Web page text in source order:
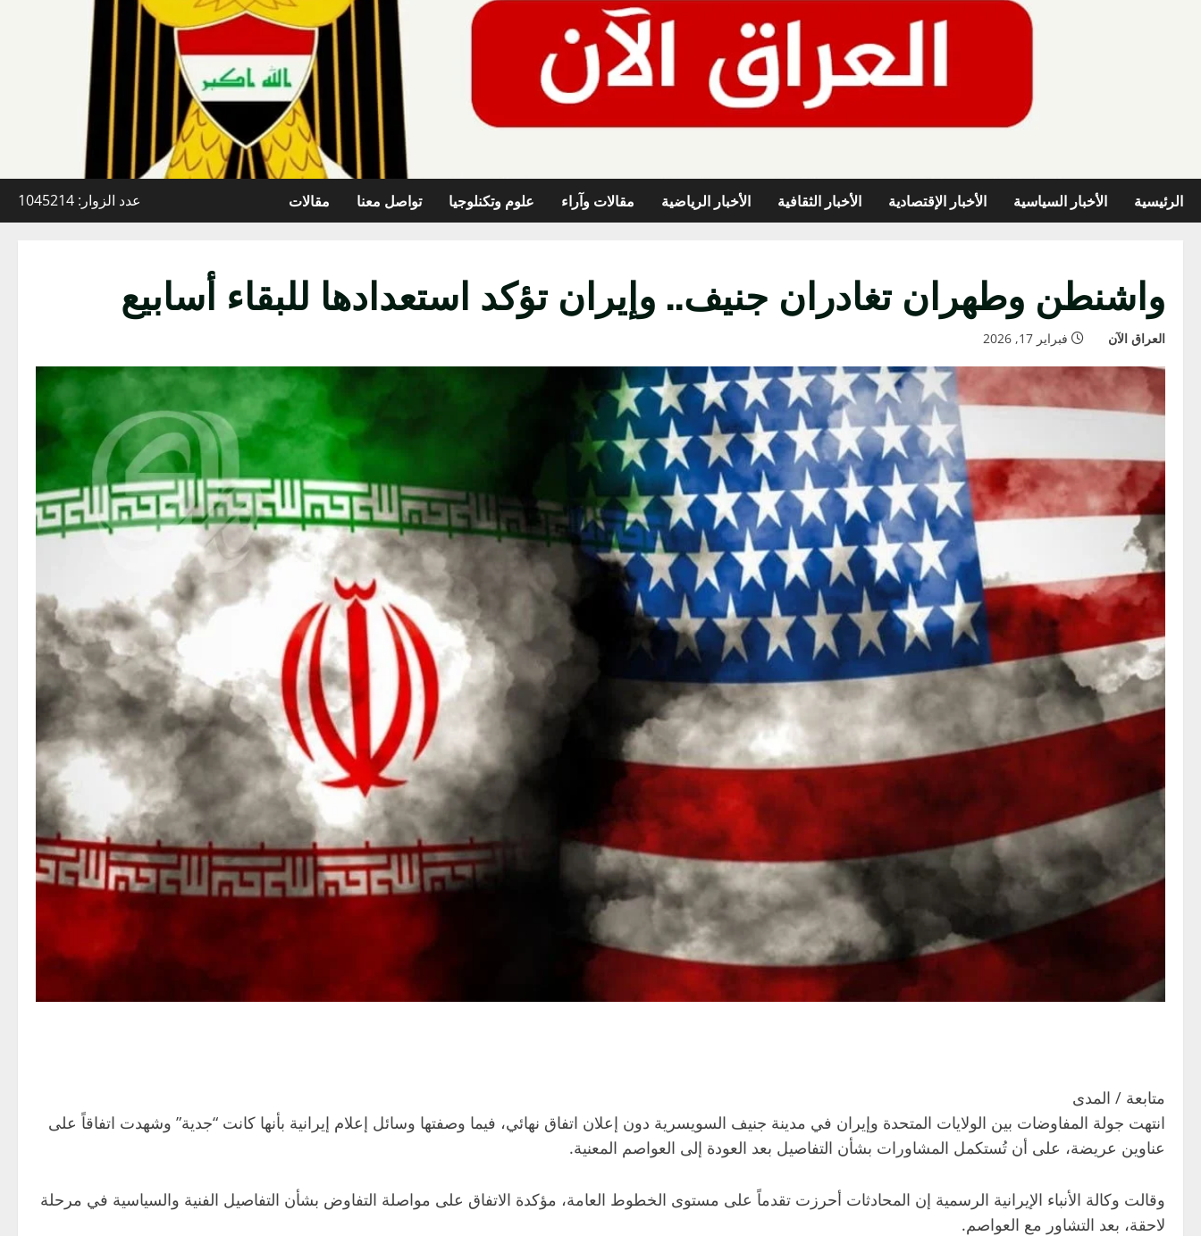
الرئيسية الأخبار السياسية الأخبار الإقتصادية الأخبار الثقافية الأخبار الرياضية مقالات وآراء علوم وتكنلوجيا تواصل معنا مقالات عدد الزوار: 1045214
واشنطن وطهران تغادران جنيف.. وإيران تؤكد استعدادها للبقاء أسابيع
العراق الآن فبراير 17, 2026
متابعة / المدى
انتهت جولة المفاوضات بين الولايات المتحدة وإيران في مدينة جنيف السويسرية دون إعلان اتفاق نهائي، فيما وصفتها وسائل إعلام إيرانية بأنها كانت “جدية” وشهدت اتفاقاً على
عناوين عريضة، على أن تُستكمل المشاورات بشأن التفاصيل بعد العودة إلى العواصم المعنية.
وقالت وكالة الأنباء الإيرانية الرسمية إن المحادثات أحرزت تقدماً على مستوى الخطوط العامة، مؤكدة الاتفاق على مواصلة التفاوض بشأن التفاصيل الفنية والسياسية في مرحلة
لاحقة، بعد التشاور مع العواصم.